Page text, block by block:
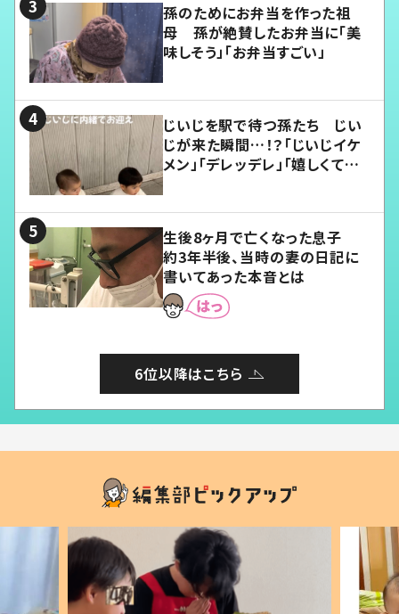
孫のためにお弁当を作った祖
母 孫が絶賛したお弁当に「美
味しそう」「お弁当すごい」
じいじを駅で待つ孫たち じい
じが来た瞬間…！？「じいじイケ
メン」「デレッデレ」「嬉しくて可
生後8ヶ月で亡くなった息子
約3年半後、当時の妻の日記に
書いてあった本音とは
6位以降はこちら